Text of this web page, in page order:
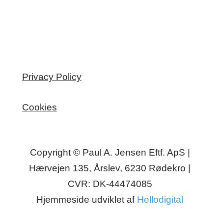
Privacy Policy
Cookies
Copyright © Paul A. Jensen Eftf. ApS |
Hærvejen 135, Årslev, 6230 Rødekro |
CVR: DK-44474085
Hjemmeside udviklet af Hellodigital